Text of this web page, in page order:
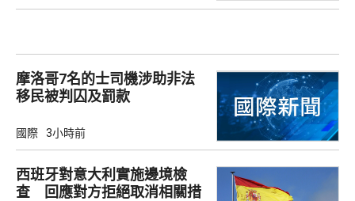
摩洛哥7名的士司機涉助非法
移民被判囚及罰款
國際 3小時前
西班牙對意大利實施邊境檢
查 回應對方拒絕取消相關措